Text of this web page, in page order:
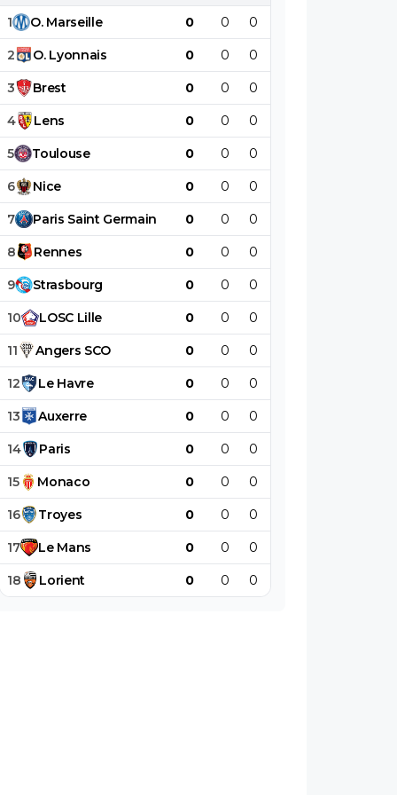
quoi
1 O. Marseille 0 0 0
2 O. Lyonnais 0 0 0
3 Brest 0 0 0
4 Lens 0 0 0
5 Toulouse 0 0 0
6 Nice 0 0 0
7 Paris Saint Germain 0 0 0
8 Rennes 0 0 0
9 Strasbourg 0 0 0
10 LOSC Lille 0 0 0
11 Angers SCO 0 0 0
12 Le Havre 0 0 0
13 Auxerre 0 0 0
14 Paris 0 0 0
15 Monaco 0 0 0
16 Troyes 0 0 0
17 Le Mans 0 0 0
18 Lorient 0 0 0